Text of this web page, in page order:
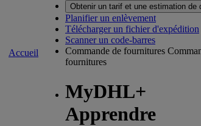
Accueil
Obtenir un tarif et une estimation de
Planifier un enlèvement
Télécharger un fichier d'expédition
Scanner un code-barres
Commande de fournitures
fournitures
MyDHL+
Apprendre